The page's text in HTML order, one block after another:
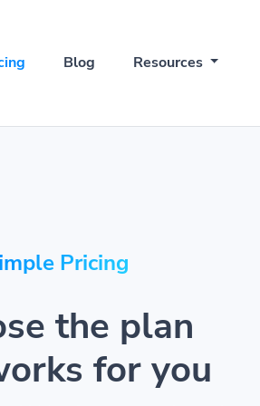
Blog Resources
Pricing
the plan
for you